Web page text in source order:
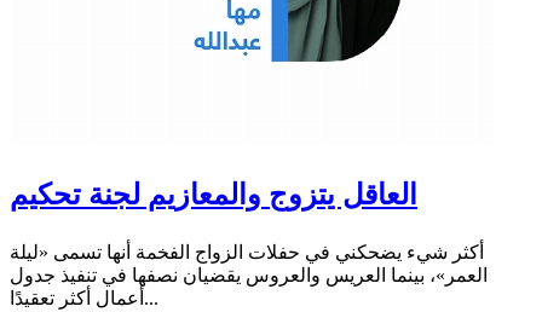
العاقل يتزوج والمعازيم لجنة تحكيم
أكثر شيء يضحكني في حفلات الزواج الفخمة أنها تسمى «ليلة
العمر»، بينما العريس والعروس يقضيان نصفها في تنفيذ جدول
أعمال أكثر تعقيدًا...